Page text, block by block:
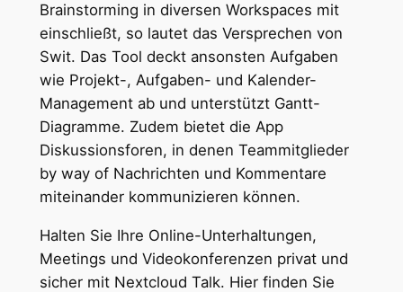
Brainstorming in diversen Workspaces mit
einschließt, so lautet das Versprechen von
Swit. Das Tool deckt ansonsten Aufgaben
wie Projekt-, Aufgaben- und Kalender-
Management ab und unterstützt Gantt-
Diagramme. Zudem bietet die App
Diskussionsforen, in denen Teammitglieder
by way of Nachrichten und Kommentare
miteinander kommunizieren können.
Halten Sie Ihre Online-Unterhaltungen,
Meetings und Videokonferenzen privat und
sicher mit Nextcloud Talk. Hier finden Sie